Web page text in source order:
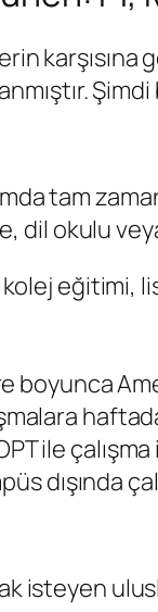
karşısına
tam
okulu
eğitimi,
boyunca
ile
dışında
isteyen